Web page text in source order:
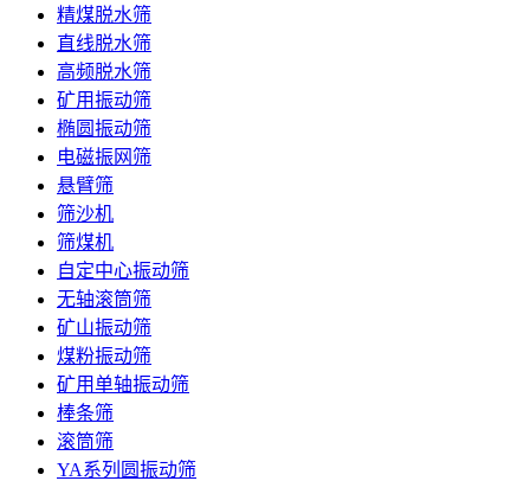
精煤脱水筛
直线脱水筛
高频脱水筛
矿用振动筛
椭圆振动筛
电磁振网筛
悬臂筛
筛沙机
筛煤机
自定中心振动筛
无轴滚筒筛
矿山振动筛
煤粉振动筛
矿用单轴振动筛
棒条筛
滚筒筛
YA系列圆振动筛